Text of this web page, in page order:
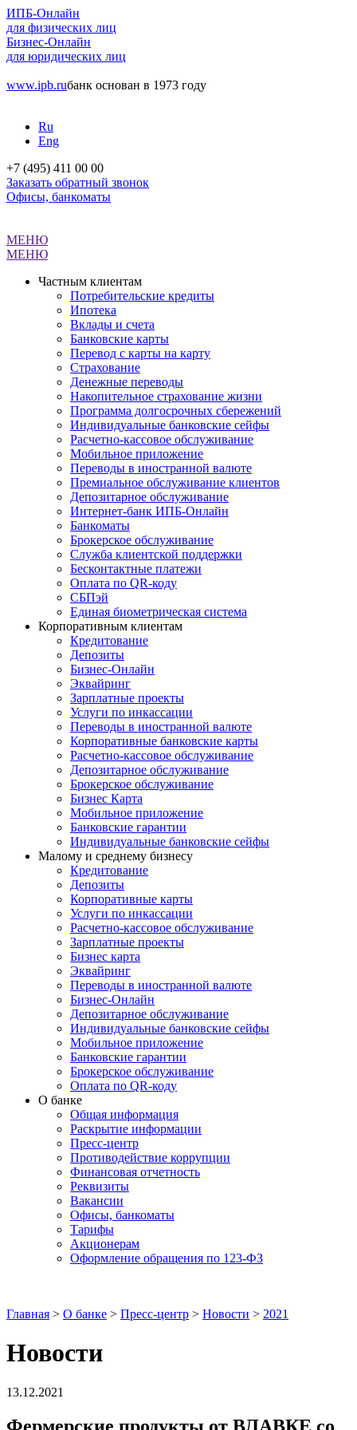
ИПБ-Онлайн
для физических лиц
Бизнес-Онлайн
для юридических лиц
www.ipb.ruбанк основан в 1973 году
Ru
Eng
+7 (495) 411 00 00
Заказать обратный звонок
Офисы, банкоматы
МЕНЮ
МЕНЮ
Частным клиентам
Потребительские кредиты
Ипотека
Вклады и счета
Банковские карты
Перевод с карты на карту
Страхование
Денежные переводы
Накопительное страхование жизни
Программа долгосрочных сбережений
Индивидуальные банковские сейфы
Расчетно-кассовое обслуживание
Мобильное приложение
Переводы в иностранной валюте
Премиальное обслуживание клиентов
Депозитарное обслуживание
Интернет-банк ИПБ-Онлайн
Банкоматы
Брокерское обслуживание
Служба клиентской поддержки
Бесконтактные платежи
Оплата по QR-коду
СБПэй
Единая биометрическая система
Корпоративным клиентам
Кредитование
Депозиты
Бизнес-Онлайн
Эквайринг
Зарплатные проекты
Услуги по инкассации
Переводы в иностранной валюте
Корпоративные банковские карты
Расчетно-кассовое обслуживание
Депозитарное обслуживание
Брокерское обслуживание
Бизнес Карта
Мобильное приложение
Банковские гарантии
Индивидуальные банковские сейфы
Малому и среднему бизнесу
Кредитование
Депозиты
Корпоративные карты
Услуги по инкассации
Расчетно-кассовое обслуживание
Зарплатные проекты
Бизнес карта
Эквайринг
Переводы в иностранной валюте
Бизнес-Онлайн
Депозитарное обслуживание
Индивидуальные банковские сейфы
Мобильное приложение
Банковские гарантии
Брокерское обслуживание
Оплата по QR-коду
О банке
Общая информация
Раскрытие информации
Пресс-центр
Противодействие коррупции
Финансовая отчетность
Реквизиты
Вакансии
Офисы, банкоматы
Тарифы
Акционерам
Оформление обращения по 123-ФЗ
Главная > О банке > Пресс-центр > Новости > 2021
Новости
13.12.2021
Фермерские продукты от ВЛАВКЕ со